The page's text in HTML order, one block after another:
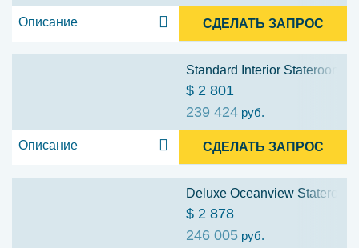
Описание СДЕЛАТЬ ЗАПРОС
Standard Interior Stateroom:
$ 2 801
239 424 руб.
Описание СДЕЛАТЬ ЗАПРОС
Deluxe Oceanview
$ 2 878
246 005 руб.